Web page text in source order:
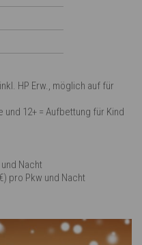
HP Erw., möglich auf für
12+ = Aufbettung für Kind
Nacht
pro Pkw und Nacht